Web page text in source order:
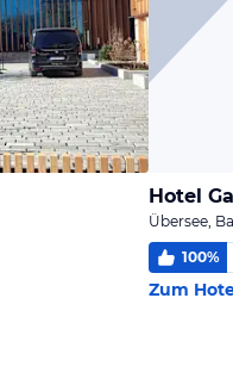
Hotel
Übersee,
100%
Zum